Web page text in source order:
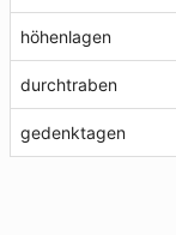
höhenlagen
durchtraben
gedenktagen